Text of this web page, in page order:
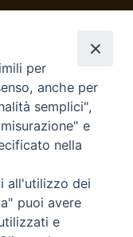
per
anche per
semplici",
e
nella
all'utilizzo dei
puoi avere
e